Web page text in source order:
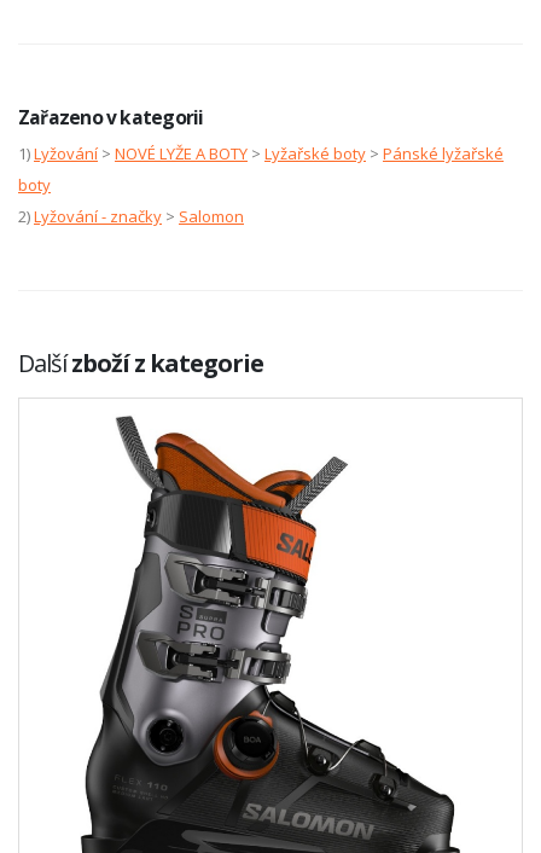
Zařazeno v kategorii
1)Lyžování > NOVÉ LYŽE A BOTY > Lyžařské boty > Pánské lyžařské
boty
2)Lyžování - značky > Salomon
Dalšízboží z kategorie